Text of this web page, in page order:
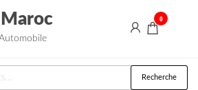
0
Recherche